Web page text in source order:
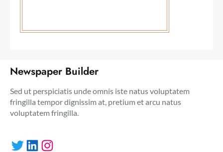
Newspaper Builder
Sed ut perspiciatis unde omnis iste natus voluptatem
fringilla tempor dignissim at, pretium et arcu natus
voluptatem fringilla.
Twitter LinkedIn Instagram